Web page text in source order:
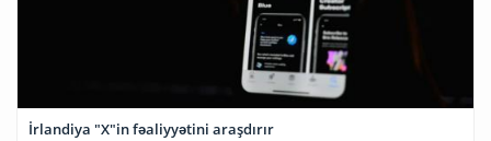
İrlandiya "X"in fəaliyyətini araşdırır